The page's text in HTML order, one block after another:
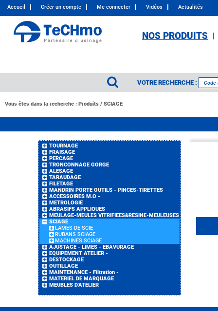
Accueil Créer un compte Me connecter Vidéos Actualités
NOS PRODUITS
VOTRE RECHERCHE :
Vous êtes dans la recherche : Produits / SCIAGE
TOURNAGE
FRAISAGE
PERCAGE
TRONCONNAGE GORGE
ALESAGE
TARAUDAGE
FILETAGE
MANDRIN PORTE OUTILS - PINCES-TIRETTES
ACCESSOIRES M.O -
METROLOGIE
ABRASIFS APPLIQUES
MEULAGE-MEULES VITRIFIEES&RESINE-MEULEUSES
SCIAGE
LAMES DE SCIE
RUBANS SCIAGE
MACHINES SCIAGE
AJUSTAGE - LIMES - EBAVURAGE
EQUIPEMENT ATELIER -
DESTOCKAGE
OUTILLAGE
MAINTENANCE - Filtration -
MATERIEL DE MARQUAGE
MEUBLES D'ATELIER